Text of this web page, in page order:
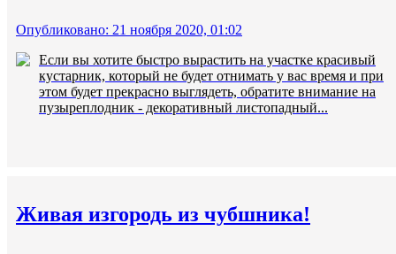
Опубликовано: 21 ноября 2020, 01:02
Если вы хотите быстро вырастить на участке красивый
кустарник, который не будет отнимать у вас время и при
этом будет прекрасно выглядеть, обратите внимание на
пузыреплодник - декоративный листопадный...
Живая изгородь из чубшника!